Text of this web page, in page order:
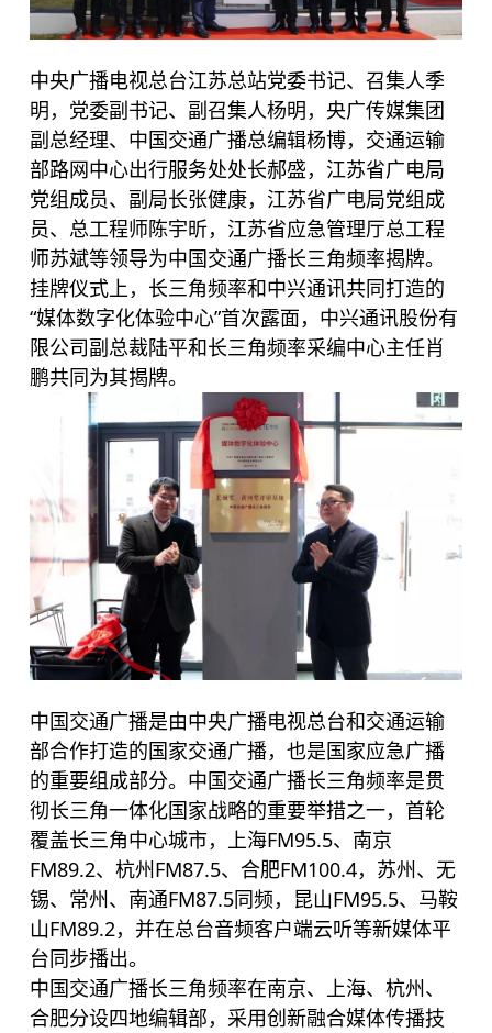
中央广播电视总台江苏总站党委书记、召集人季
明，党委副书记、副召集人杨明，央广传媒集团
副总经理、中国交通广播总编辑杨博，交通运输
部路网中心出行服务处处长郝盛，江苏省广电局
党组成员、副局长张健康，江苏省广电局党组成
员、总工程师陈宇昕，江苏省应急管理厅总工程
师苏斌等领导为中国交通广播长三角频率揭牌。
挂牌仪式上，长三角频率和中兴通讯共同打造的
“媒体数字化体验中心”首次露面，中兴通讯股份有
限公司副总裁陆平和长三角频率采编中心主任肖
鹏共同为其揭牌。
中国交通广播是由中央广播电视总台和交通运输
部合作打造的国家交通广播，也是国家应急广播
的重要组成部分。中国交通广播长三角频率是贯
彻长三角一体化国家战略的重要举措之一，首轮
覆盖长三角中心城市，上海FM95.5、南京
FM89.2、杭州FM87.5、合肥FM100.4，苏州、无
锡、常州、南通FM87.5同频，昆山FM95.5、马鞍
山FM89.2，并在总台音频客户端云听等新媒体平
台同步播出。
中国交通广播长三角频率在南京、上海、杭州、
合肥分设四地编辑部，采用创新融合媒体传播技